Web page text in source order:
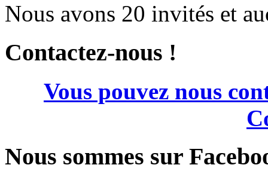
Nous avons 20 invités et
Contactez-nous !
Vous pouvez nous
Nous sommes sur